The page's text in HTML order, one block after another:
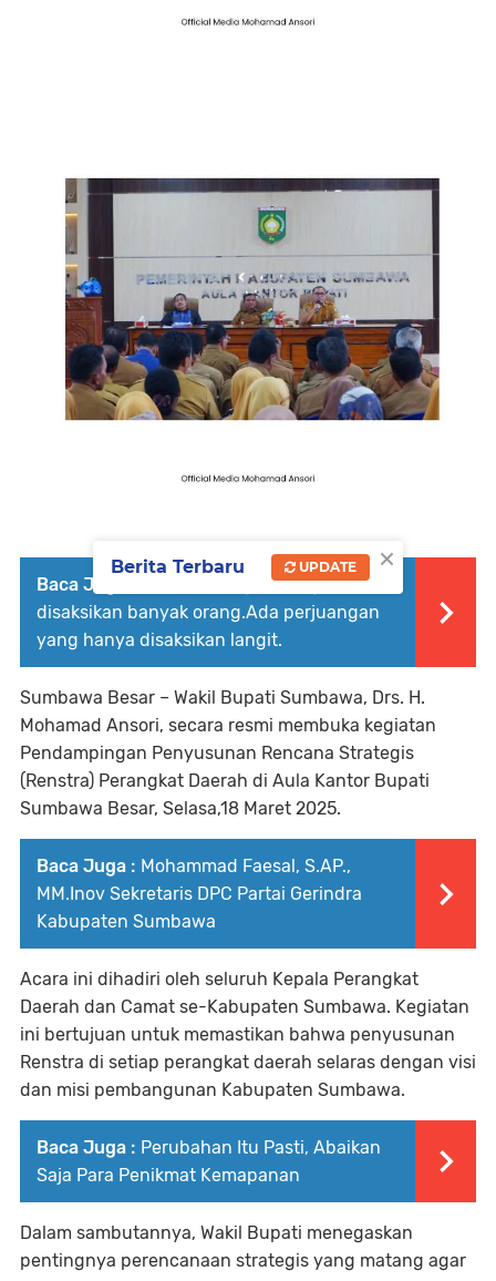
Baca Juga :
Ada perjuangan yang
disaksikan banyak orang.Ada perjuangan
yang hanya disaksikan langit.
Sumbawa Besar – Wakil Bupati Sumbawa, Drs. H.
Mohamad Ansori, secara resmi membuka kegiatan
Pendampingan Penyusunan Rencana Strategis
(Renstra) Perangkat Daerah di Aula Kantor Bupati
Sumbawa Besar, Selasa,18 Maret 2025.
Baca Juga : Mohammad Faesal, S.AP.,
MM.Inov Sekretaris DPC Partai Gerindra
Kabupaten Sumbawa
Acara ini dihadiri oleh seluruh Kepala Perangkat
Daerah dan Camat se-Kabupaten Sumbawa. Kegiatan
ini bertujuan untuk memastikan bahwa penyusunan
Renstra di setiap perangkat daerah selaras dengan visi
dan misi pembangunan Kabupaten Sumbawa.
Baca Juga : Perubahan Itu Pasti, Abaikan
Saja Para Penikmat Kemapanan
Dalam sambutannya, Wakil Bupati menegaskan
pentingnya perencanaan strategis yang matang agar
×
Berita Terbaru UPDATE